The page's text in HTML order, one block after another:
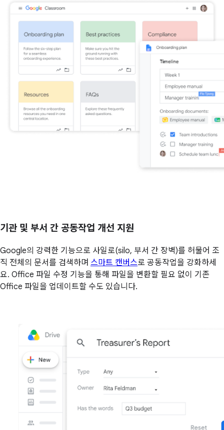
기관 및 부서 간 공동작업 개선 지원
Google의 강력한 기능으로 사일로(silo, 부서 간 장벽)를 허물어 조
직 전체의 문서를 검색하며 스마트 캔버스로 공동작업을 강화하세
요. Office 파일 수정 기능을 통해 파일을 변환할 필요 없이 기존
Office 파일을 업데이트할 수도 있습니다.